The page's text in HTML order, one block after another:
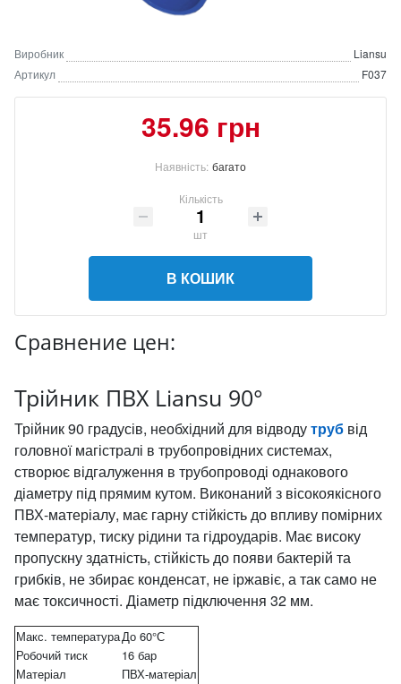
Виробник
Liansu
Артикул
F037
35.96 грн
Наявність: багато
Кількість
шт
В КОШИК
Сравнение цен:
Трійник ПВХ Liansu 90°
Трійник 90 градусів, необхідний для відводутруб від
головної магістралі в трубопровідних системах,
створює відгалуження в трубопроводі однакового
діаметру під прямим кутом. Виконаний з вісокоякісного
ПВХ-матеріалу, має гарну стійкість до впливу помірних
температур, тиску рідини та гідроударів. Має високу
пропускну здатність, стійкість до появи бактерій та
грибків, не збирає конденсат, не іржавіє, а так само не
має токсичності. Діаметр підключення 32 мм.
Макс. температураДо 60°С
Робочий тиск
16 бар
Матеріал
ПВХ-матеріал